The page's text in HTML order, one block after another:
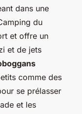
dans une
du
et offre un
et de jets
comme des
se prélasser
et les